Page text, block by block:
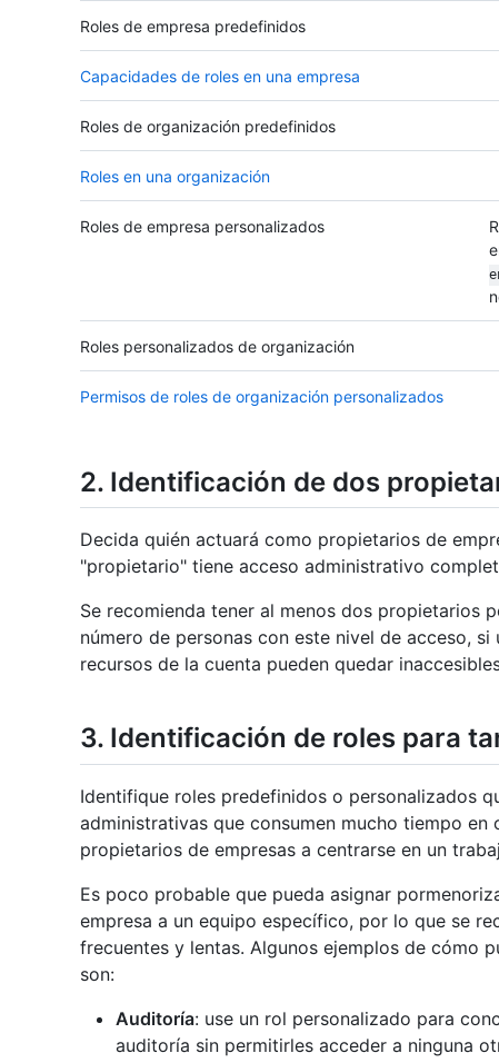
Roles de empresa predefinidos
Capacidades de roles en una empresa
Roles de organización predefinidos
Roles en una organización
Roles de empresa personalizados
Roles personalizados de organización
Permisos de roles de organización personalizados
2. Identificación de dos
Decida quién actuará como propietarios de
"propietario" tiene acceso administrativo
Se recomienda tener al menos dos propietarios
número de personas con este nivel de acceso,
recursos de la cuenta pueden quedar
3. Identificación de roles para
Identifique roles predefinidos o personalizados
administrativas que consumen mucho tiempo
propietarios de empresas a centrarse en un
Es poco probable que pueda asignar
empresa a un equipo específico, por lo que se
frecuentes y lentas. Algunos ejemplos de cómo
son:
Auditoría: use un rol personalizado para
auditoría sin permitirles acceder a ninguna